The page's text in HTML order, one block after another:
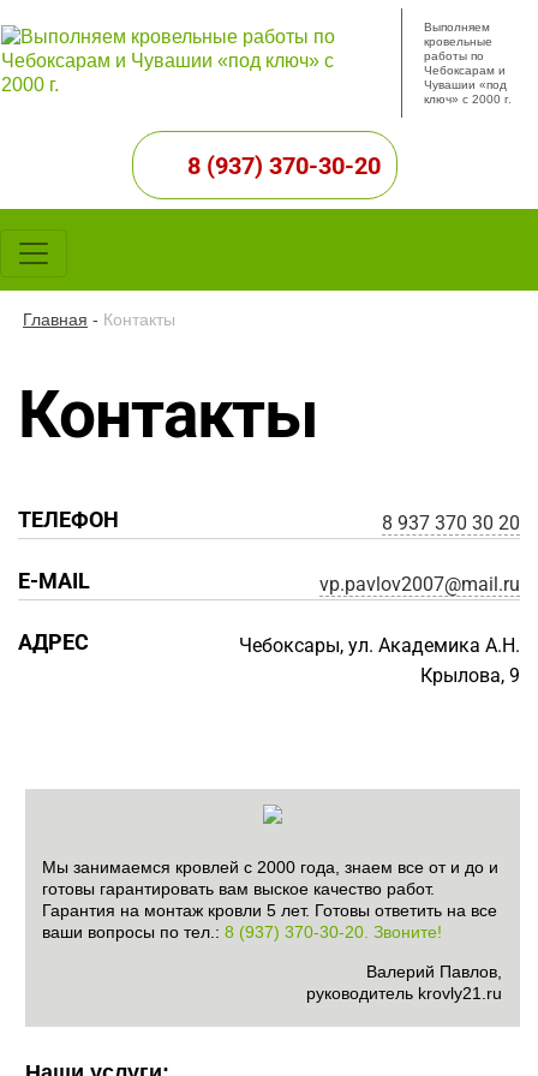
Выполняем
кровельные
работы по
Чебоксарам и
Чувашии «под
ключ» с 2000 г.
8 (937) 370-30-20
Главная - Контакты
Контакты
ТЕЛЕФОН 8 937 370 30 20
E-MAIL vp.pavlov2007@mail.ru
АДРЕС
Чебоксары, ул. Академика А.Н.
Крылова, 9
Мы занимаемся кровлей с 2000 года, знаем все от и до и
готовы гарантировать вам выское качество работ.
Гарантия на монтаж кровли 5 лет. Готовы ответить на все
ваши вопросы по тел.: 8 (937) 370-30-20. Звоните!
Валерий Павлов,
руководитель krovly21.ru